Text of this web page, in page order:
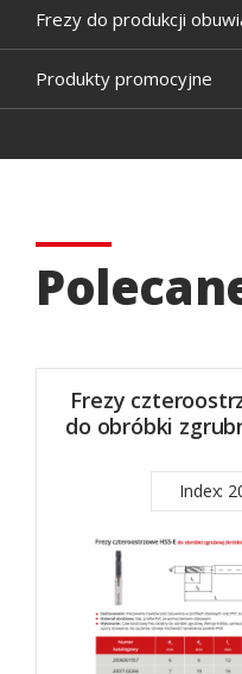
Frezy do produkcji
Produkty promocyjne
Frezy
do obróbki
Index: